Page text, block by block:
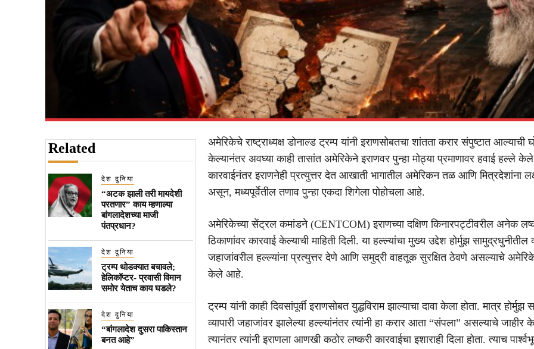
Related
देश दुनिया
“अटक झाली तरी मायदेशी
परतणार” काय म्हणाल्या
बांगलादेशच्या माजी
पंतप्रधान?
देश दुनिया
ट्रम्प थोडक्यात बचावले;
हेलिकॉप्टर- प्रवासी विमान
समोर येताच काय घडले?
देश दुनिया
“बांगलादेश दुसरा पाकिस्तान
बनत आहे”
अमेरिकेचे राष्ट्राध्यक्ष डोनाल्ड ट्रम्प यांनी इराणसोबतचा शांतता करार संपुष्टात आल्याची
केल्यानंतर अवघ्या काही तासांत अमेरिकेने इराणवर पुन्हा मोठ्या प्रमाणावर हवाई हल्ले
कारवाईनंतर इराणनेही प्रत्युत्तर देत आखाती भागातील अमेरिकन तळ आणि मित्रदेशांना
असून, मध्यपूर्वेतील तणाव पुन्हा एकदा शिगेला पोहोचला आहे.
अमेरिकेच्या सेंट्रल कमांडने (CENTCOM) इराणच्या दक्षिण किनारपट्टीवरील अनेक
ठिकाणांवर कारवाई केल्याची माहिती दिली. या हल्ल्यांचा मुख्य उद्देश होर्मुझ सामुद्रधुनीतील
जहाजांवरील हल्ल्यांना प्रत्युत्तर देणे आणि समुद्री वाहतूक सुरक्षित ठेवणे असल्याचे
केले आहे.
ट्रम्प यांनी काही दिवसांपूर्वी इराणसोबत युद्धविराम झाल्याचा दावा केला होता. मात्र होर्मुझ
व्यापारी जहाजांवर झालेल्या हल्ल्यांनंतर त्यांनी हा करार आता “संपला” असल्याचे जाहीर
त्यानंतर त्यांनी इराणला आणखी कठोर लष्करी कारवाईचा इशाराही दिला होता. त्याच